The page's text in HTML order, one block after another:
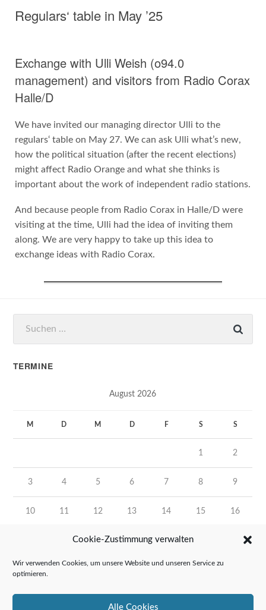
Cookie-Zustimmung verwalten
Wir verwenden Cookies, um unsere Website und unseren Service zu
optimieren.
Alle Cookies
Regulars‘ table in May ’25
Exchange with Ulli Weish (o94.0
management) and visitors from Radio Corax
Halle/D
We have invited our managing director Ulli to the
regulars‘ table on May 27. We can ask Ulli what’s new,
how the political situation (after the recent elections)
might affect Radio Orange and what she thinks is
important about the work of independent radio stations.
And because people from Radio Corax in Halle/D were
visiting at the time, Ulli had the idea of inviting them
along. We are very happy to take up this idea to
exchange ideas with Radio Corax.
nach:
TERMINE
August 2026
M D M D F S S
1 2
3 4 5 6 7 8 9
10 11 12 13 14 15 16
19 20 21
24